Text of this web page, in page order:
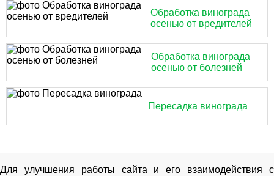
Обработка винограда
осенью от вредителей
Обработка винограда
осенью от болезней
Пересадка винограда
Для улучшения работы сайта и его взаимодействия с